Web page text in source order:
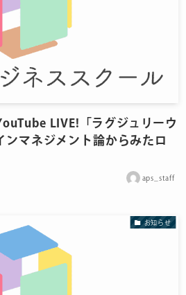
LIVE!「ラグジュリーウ
マネジメント論からみたロ
aps_staff
お知らせ